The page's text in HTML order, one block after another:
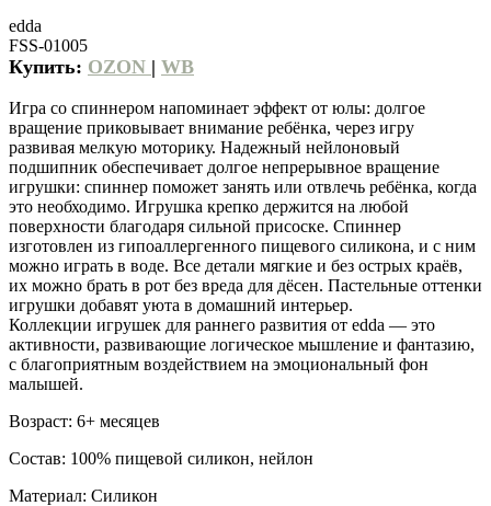
edda
FSS-01005
Купить: OZON | WB
Игра со спиннером напоминает эффект от юлы: долгое
вращение приковывает внимание ребёнка, через игру
развивая мелкую моторику. Надежный нейлоновый
подшипник обеспечивает долгое непрерывное вращение
игрушки: спиннер поможет занять или отвлечь ребёнка, когда
это необходимо. Игрушка крепко держится на любой
поверхности благодаря сильной присоске. Спиннер
изготовлен из гипоаллергенного пищевого силикона, и с ним
можно играть в воде. Все детали мягкие и без острых краёв,
их можно брать в рот без вреда для дёсен. Пастельные оттенки
игрушки добавят уюта в домашний интерьер.
Коллекции игрушек для раннего развития от edda — это
активности, развивающие логическое мышление и фантазию,
с благоприятным воздействием на эмоциональный фон
малышей.
Возраст: 6+ месяцев
Состав: 100% пищевой силикон, нейлон
Материал: Силикон